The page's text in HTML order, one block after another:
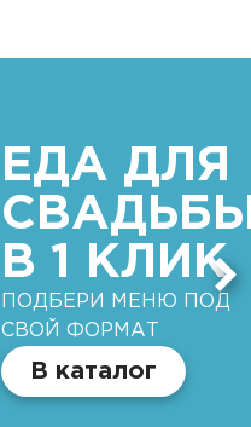
ЕДА ДЛЯ
В 1 КЛИК
ПОДБЕРИ МЕНЮ ПОД
СВОЙ ФОРМАТ
В каталог